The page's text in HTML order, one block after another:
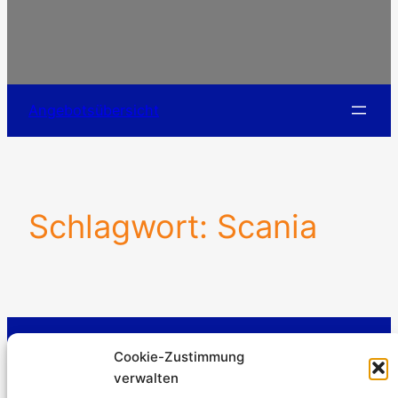
Cookie-Zustimmung
verwalten
Angebotsübersicht
Schlagwort: Scania
Kürtener Straße 13, D-51465 Bergisch Gladbach
Geschäftsführer: Andre Kandlin